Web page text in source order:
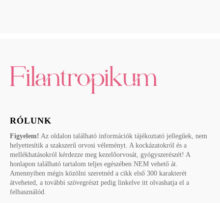
RÓLUNK
Figyelem! Az oldalon található információk tájékoztató jellegűek, nem
helyettesítik a szakszerű orvosi véleményt. A kockázatokról és a
mellékhatásokról kérdezze meg kezelőorvosát, gyógyszerészét! A
honlapon található tartalom teljes egészében NEM vehető át.
Amennyiben mégis közölni szeretnéd a cikk első 300 karakterét
átveheted, a további szövegrészt pedig linkelve itt olvashatja el a
felhasználód.